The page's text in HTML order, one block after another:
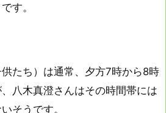
す。
たち）は通常、夕方7時から8時
八木真澄さんはその時間帯には
そうです。